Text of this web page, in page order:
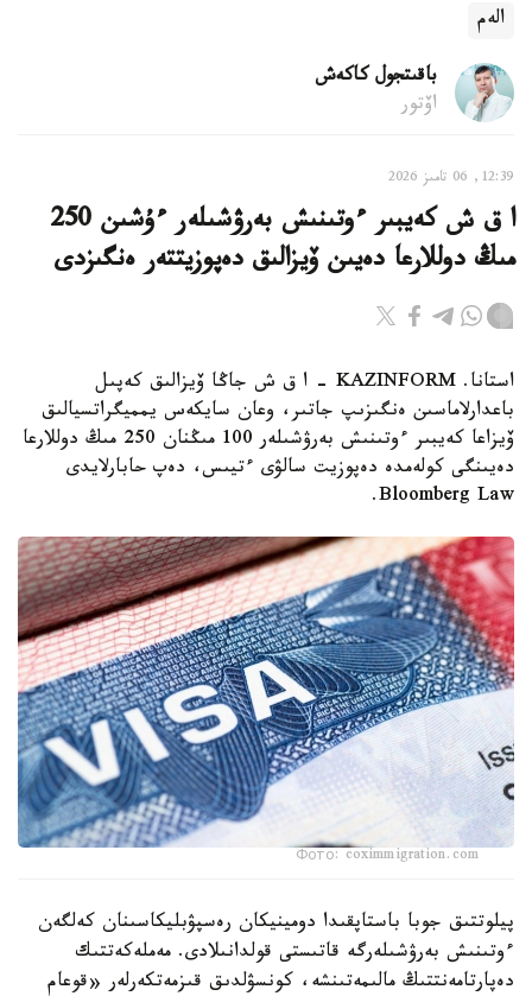
الەم
باقىتجول كاكەش
اۆتور
12:39, 06 تامىز 2026
ا ق ش كەيبىر ءوتىنىش بەرۋشىلەر ءۇشىن 250
مىڭ دوللارعا دەيىن ۆيزالىق دەپوزيتتەر ەنگىزدى
استانا. KAZINFORM – ا ق ش جاڭا ۆيزالىق كەپىل
باعدارلاماسىن ەنگىزىپ جاتىر، وعان سايكەس يمميگراتسيالىق
ۆيزاعا كەيبىر ءوتىنىش بەرۋشىلەر 100 مىڭنان 250 مىڭ دوللارعا
دەيىنگى كولەمدە دەپوزيت سالۋى ءتيىس، دەپ حابارلايدى
Bloomberg Law.
Фото: coximmigration.com
پيلوتتىق جوبا باستاپقىدا دومينيكان رەسپۋبليكاسىنان كەلگەن
ءوتىنىش بەرۋشىلەرگە قاتىستى قولدانىلادى. مەملەكەتتىك
دەپارتامەنتتىڭ مالىمەتىنشە، كونسۋلدىق قىزمەتكەرلەر «قوعام